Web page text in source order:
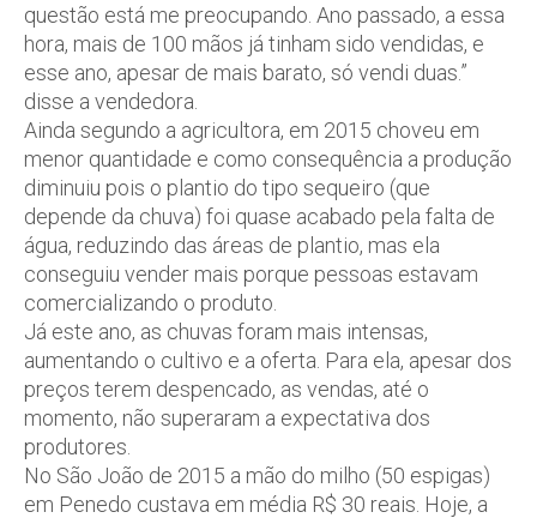
questão está me preocupando. Ano passado, a essa
hora, mais de 100 mãos já tinham sido vendidas, e
esse ano, apesar de mais barato, só vendi duas.”
disse a vendedora.
Ainda segundo a agricultora, em 2015 choveu em
menor quantidade e como consequência a produção
diminuiu pois o plantio do tipo sequeiro (que
depende da chuva) foi quase acabado pela falta de
água, reduzindo das áreas de plantio, mas ela
conseguiu vender mais porque pessoas estavam
comercializando o produto.
Já este ano, as chuvas foram mais intensas,
aumentando o cultivo e a oferta. Para ela, apesar dos
preços terem despencado, as vendas, até o
momento, não superaram a expectativa dos
produtores.
No São João de 2015 a mão do milho (50 espigas)
em Penedo custava em média R$ 30 reais. Hoje, a